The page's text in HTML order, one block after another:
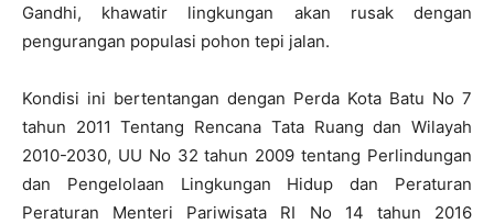
Gandhi, khawatir lingkungan akan rusak dengan
pengurangan populasi pohon tepi jalan.
Kondisi ini bertentangan dengan Perda Kota Batu No 7
tahun 2011 Tentang Rencana Tata Ruang dan Wilayah
2010-2030, UU No 32 tahun 2009 tentang Perlindungan
dan Pengelolaan Lingkungan Hidup dan Peraturan
Peraturan Menteri Pariwisata RI No 14 tahun 2016